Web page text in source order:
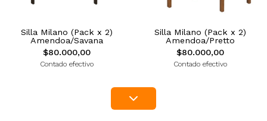
Silla Milano (Pack x 2)
Amendoa/Savana
$80.000,00
Contado efectivo
Silla Milano (Pack x 2)
Amendoa/Pretto
$80.000,00
Contado efectivo